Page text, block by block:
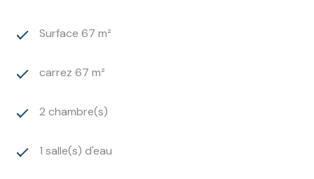
Surface 67 m²
carrez 67 m²
2 chambre(s)
1 salle(s) d'eau